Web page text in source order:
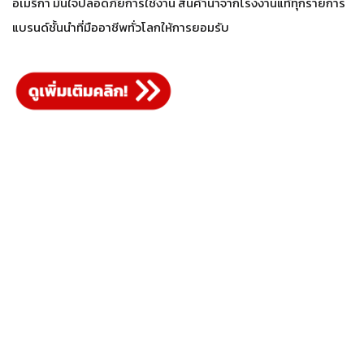
แบรนด์ชั้นนำที่มืออาชีพทั่วโลกให้การยอมรับ